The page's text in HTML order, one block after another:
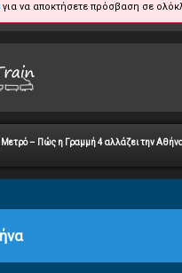
για να αποκτήσετε πρόσβαση σε
Μετρό – Πώς η Γραμμή 4 αλλάζει την